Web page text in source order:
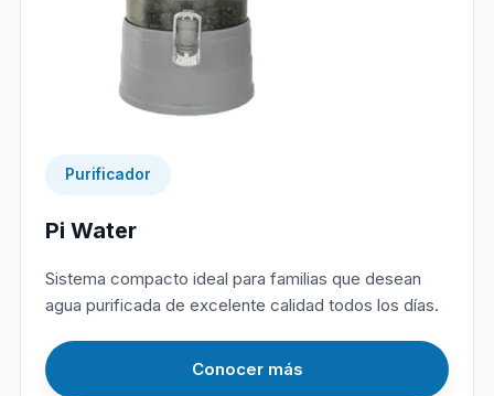
Purificador
Pi Water
Sistema compacto ideal para familias que desean
agua purificada de excelente calidad todos los días.
Conocer más